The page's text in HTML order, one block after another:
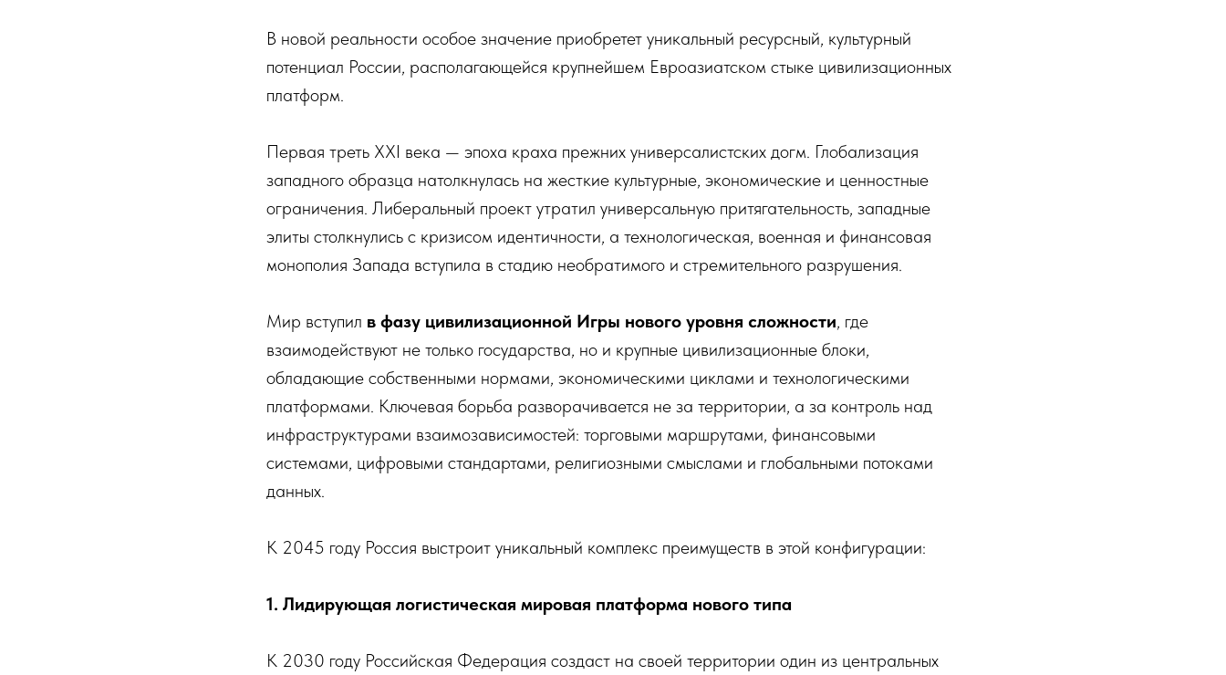
В новой реальности особое значение приобретет уникальный ресурсный, культурный
потенциал России, располагающейся крупнейшем Евроазиатском стыке цивилизационных
платформ.
Первая треть XXI века — эпоха краха прежних универсалистских догм. Глобализация
западного образца натолкнулась на жесткие культурные, экономические и ценностные
ограничения. Либеральный проект утратил универсальную притягательность, западные
элиты столкнулись с кризисом идентичности, а технологическая, военная и финансовая
монополия Запада вступила в стадию необратимого и стремительного разрушения.
Мир вступил в фазу цивилизационной Игры нового уровня сложности, где
взаимодействуют не только государства, но и крупные цивилизационные блоки,
обладающие собственными нормами, экономическими циклами и технологическими
платформами. Ключевая борьба разворачивается не за территории, а за контроль над
инфраструктурами взаимозависимостей: торговыми маршрутами, финансовыми
системами, цифровыми стандартами, религиозными смыслами и глобальными потоками
данных.
К 2045 году Россия выстроит уникальный комплекс преимуществ в этой конфигурации:
1. Лидирующая логистическая мировая платформа нового типа
К 2030 году Российская Федерация создаст на своей территории один из центральных